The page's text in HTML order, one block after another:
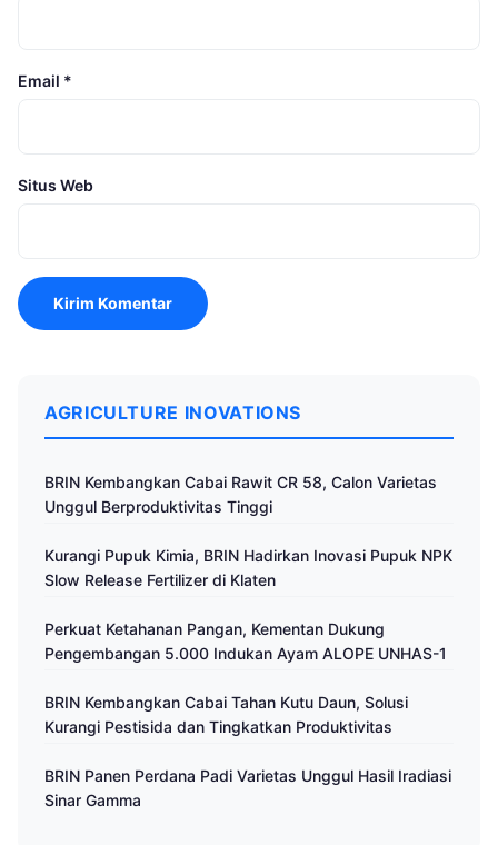
Email *
Situs Web
AGRICULTURE INOVATIONS
BRIN Kembangkan Cabai Rawit CR 58, Calon Varietas
Unggul Berproduktivitas Tinggi
Kurangi Pupuk Kimia, BRIN Hadirkan Inovasi Pupuk NPK
Slow Release Fertilizer di Klaten
Perkuat Ketahanan Pangan, Kementan Dukung
Pengembangan 5.000 Indukan Ayam ALOPE UNHAS-1
BRIN Kembangkan Cabai Tahan Kutu Daun, Solusi
Kurangi Pestisida dan Tingkatkan Produktivitas
BRIN Panen Perdana Padi Varietas Unggul Hasil Iradiasi
Sinar Gamma